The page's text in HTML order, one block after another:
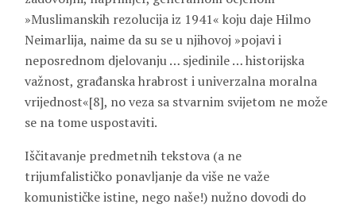
»Muslimanskih rezolucija iz 1941« koju daje Hilmo
Neimarlija, naime da su se u njihovoj »pojavi i
neposrednom djelovanju … sjedinile … historijska
važnost, građanska hrabrost i univerzalna moralna
vrijednost«[8], no veza sa stvarnim svijetom ne može
se na tome uspostaviti.
Iščitavanje predmetnih tekstova (a ne
trijumfalističko ponavljanje da više ne važe
komunističke istine, nego naše!) nužno dovodi do